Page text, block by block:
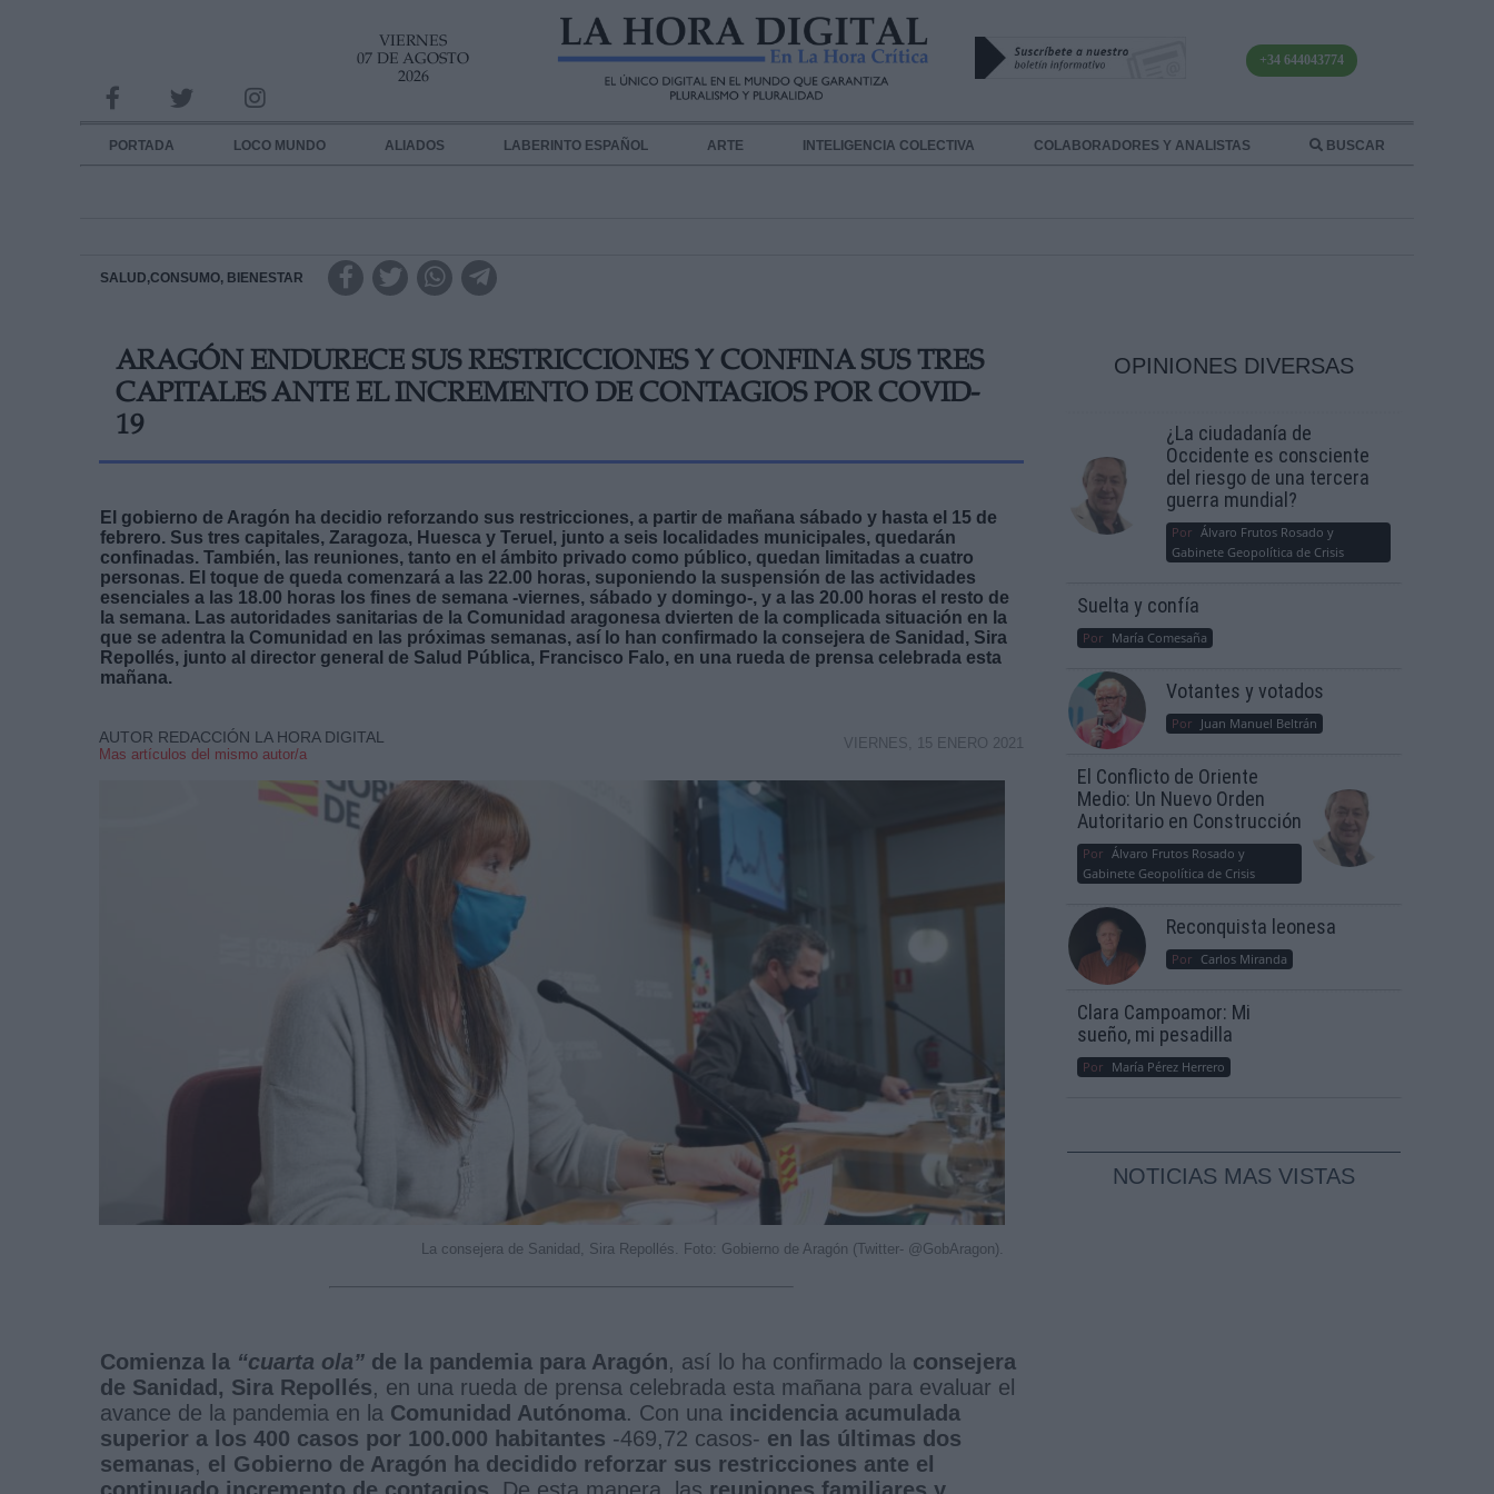
VIERNES
07 DE AGOSTO
2026
+34 644043774
PORTADA LOCO MUNDO ALIADOS LABERINTO ESPAÑOL ARTE INTELIGENCIA COLECTIVA COLABORADORES Y ANALISTAS BUSCAR
SALUD,CONSUMO, BIENESTAR
ARAGÓN ENDURECE SUS RESTRICCIONES Y CONFINA SUS TRES
CAPITALES ANTE EL INCREMENTO DE CONTAGIOS POR COVID-
19
El gobierno de Aragón ha decidio reforzando sus restricciones, a partir de mañana sábado y hasta el 15 de
febrero. Sus tres capitales, Zaragoza, Huesca y Teruel, junto a seis localidades municipales, quedarán
confinadas. También, las reuniones, tanto en el ámbito privado como público, quedan limitadas a cuatro
personas. El toque de queda comenzará a las 22.00 horas, suponiendo la suspensión de las actividades
esenciales a las 18.00 horas los fines de semana -viernes, sábado y domingo-, y a las 20.00 horas el resto de
la semana. Las autoridades sanitarias de la Comunidad aragonesa dvierten de la complicada situación en la
que se adentra la Comunidad en las próximas semanas, así lo han confirmado la consejera de Sanidad, Sira
Repollés, junto al director general de Salud Pública, Francisco Falo, en una rueda de prensa celebrada esta
mañana.
AUTOR REDACCIÓN LA HORA DIGITAL
Mas artículos del mismo autor/a
VIERNES, 15 ENERO 2021
La consejera de Sanidad, Sira Repollés. Foto: Gobierno de Aragón (Twitter- @GobAragon).
Comienza la “cuarta ola” de la pandemia para Aragón, así lo ha confirmado la consejera
de Sanidad, Sira Repollés, en una rueda de prensa celebrada esta mañana para evaluar el
avance de la pandemia en la Comunidad Autónoma. Con una incidencia acumulada
superior a los 400 casos por 100.000 habitantes -469,72 casos- en las últimas dos
semanas, el Gobierno de Aragón ha decidido reforzar sus restricciones ante el
continuado incremento de contagios. De esta manera, las reuniones familiares y
OPINIONES DIVERSAS
¿La ciudadanía de
Occidente es consciente
del riesgo de una tercera
guerra mundial?
Por Álvaro Frutos Rosado y
Gabinete Geopolítica de Crisis
Suelta y confía
Por María Comesaña
Votantes y votados
Por Juan Manuel Beltrán
El Conflicto de Oriente
Medio: Un Nuevo Orden
Autoritario en Construcción
Por Álvaro Frutos Rosado y
Gabinete Geopolítica de Crisis
Reconquista leonesa
Por Carlos Miranda
Clara Campoamor: Mi
sueño, mi pesadilla
Por María Pérez Herrero
NOTICIAS MAS VISTAS
INFORMACION SOBRE LA PROTECCIÓN DE TUS DATOS
Responsable:
Destinatarios:
link
Información adicional
link